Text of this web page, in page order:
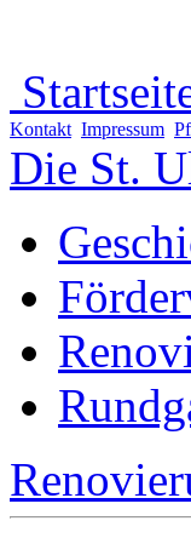
Kontakt Impressum
Die St.